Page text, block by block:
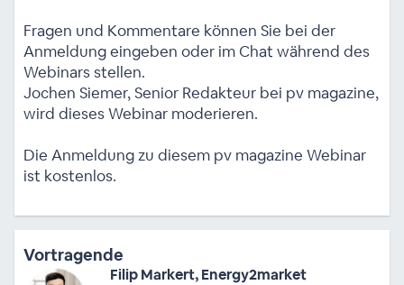
Fragen und Kommentare können Sie bei der
Anmeldung eingeben oder im Chat während des
Webinars stellen.
Jochen Siemer, Senior Redakteur bei pv magazine,
wird dieses Webinar moderieren.
Die Anmeldung zu diesem pv magazine Webinar
ist kostenlos.
Vortragende
Filip Markert, Energy2market